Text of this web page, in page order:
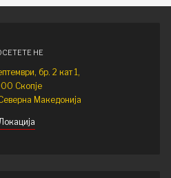
НЕ
бр. 2 кат 1,
Скопје
Македонија